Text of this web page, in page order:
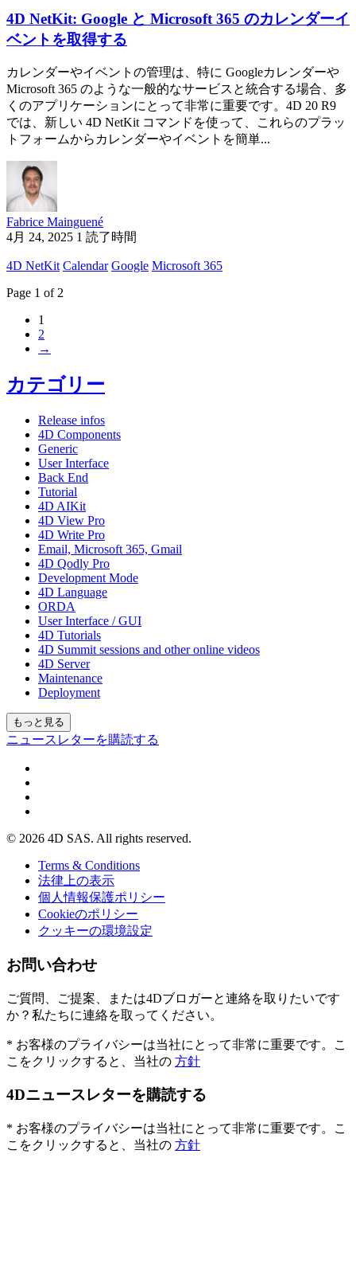
4D NetKit: Google と Microsoft 365 のカレンダーイ
ベントを取得する
カレンダーやイベントの管理は、特に Googleカレンダーや
Microsoft 365 のような一般的なサービスと統合する場合、多
くのアプリケーションにとって非常に重要です。4D 20 R9
では、新しい 4D NetKit コマンドを使って、これらのプラッ
トフォームからカレンダーやイベントを簡単...
Fabrice Mainguené
4月 24, 2025 1 読了時間
4D NetKit Calendar Google Microsoft 365
Page 1 of 2
1
2
→
カテゴリー
Release infos
4D Components
Generic
User Interface
Back End
Tutorial
4D AIKit
4D View Pro
4D Write Pro
Email, Microsoft 365, Gmail
4D Qodly Pro
Development Mode
4D Language
ORDA
User Interface / GUI
4D Tutorials
4D Summit sessions and other online videos
4D Server
Maintenance
Deployment
もっと見る
ニュースレターを購読する
© 2026 4D SAS. All rights reserved.
Terms & Conditions
法律上の表示
個人情報保護ポリシー
Cookieのポリシー
クッキーの環境設定
お問い合わせ
ご質問、ご提案、または4Dブロガーと連絡を取りたいです
か？私たちに連絡を取ってください。
* お客様のプライバシーは当社にとって非常に重要です。こ
こをクリックすると、当社の 方針
4Dニュースレターを購読する
* お客様のプライバシーは当社にとって非常に重要です。こ
こをクリックすると、当社の 方針